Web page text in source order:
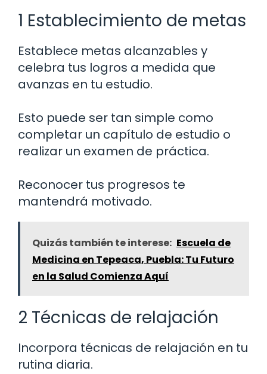
1 Establecimiento de metas
Establece metas alcanzables y
celebra tus logros a medida que
avanzas en tu estudio.
Esto puede ser tan simple como
completar un capítulo de estudio o
realizar un examen de práctica.
Reconocer tus progresos te
mantendrá motivado.
Quizás también te interese: Escuela de
Medicina en Tepeaca, Puebla: Tu Futuro
en la Salud Comienza Aquí
2 Técnicas de relajación
Incorpora técnicas de relajación en tu
rutina diaria.